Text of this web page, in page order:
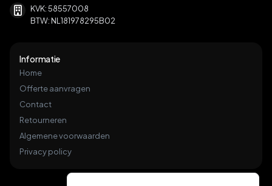
KVK: 58557008
BTW: NL181978295B02
Informatie
Home
Offerte aanvragen
Contact
Retourneren
Algemene voorwaarden
Privacy policy